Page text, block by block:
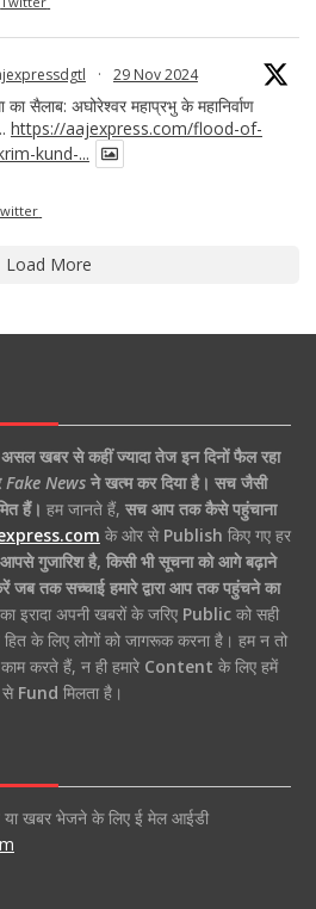
· 29 Nov 2024
सैलाब: अघोरेश्वर महाप्रभु के महानिर्वाण
https://aajexpress.com/flood-of-
kund-...
Load More
असल खबर से कहीं ज्यादा तेज इन दिनों फैल रहा
Fake Newsने खत्म कर दिया है। सच जैसी
हैं। हम जानते हैं, सच आप तक कैसे पहुंचाना
के ओर से Publish किए गए हर
आपसे गुजारिश है, किसी भी सूचना को आगे बढ़ाने
तक सच्चाई हमारे द्वारा आप तक पहुंचने का
इरादा अपनी खबरों के जरिए Publicको सही
के लिए लोगों को जागरूक करना है। हम न तो
करते हैं, न ही हमारे Content के लिए हमें
से Fund मिलता है।
खबर भेजने के लिए ई मेल आईडी